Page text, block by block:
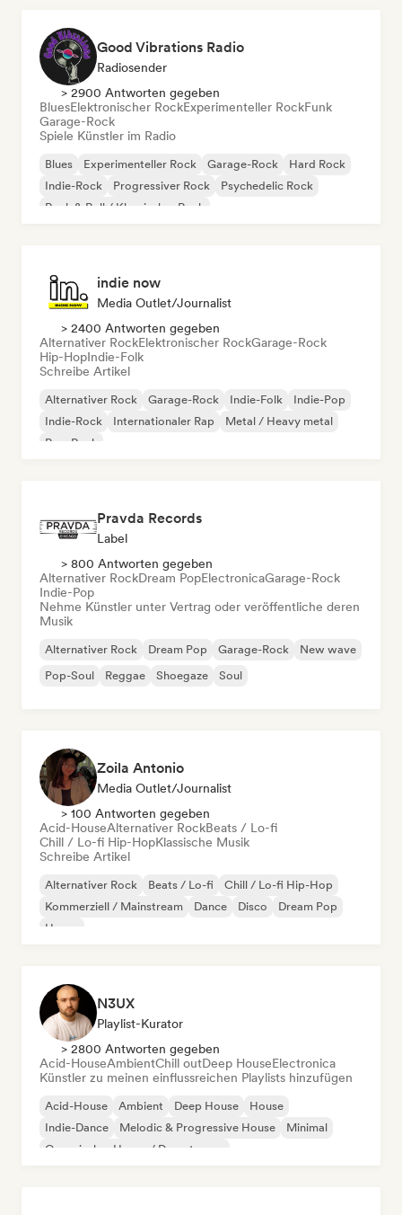
Good Vibrations Radio
Radiosender
> 2900 Antworten gegeben
BluesElektronischer RockExperimenteller RockFunk
Garage-Rock
Spiele Künstler im Radio
Blues Experimenteller Rock Garage-Rock
Hard Rock
Indie-Rock
Progressiver Rock
Psychedelic Rock
Rock & Roll / Klassischer Rock
indie now
Media Outlet/Journalist
> 2400 Antworten gegeben
Alternativer RockElektronischer RockGarage-Rock
Hip-HopIndie-Folk
Schreibe Artikel
Alternativer Rock Garage-Rock Indie-Folk
Indie-Pop
Indie-Rock
Internationaler Rap
Metal / Heavy metal
Pop-Rock
Pravda Records
Label
> 800 Antworten gegeben
Alternativer RockDream PopElectronicaGarage-Rock
Indie-Pop
Nehme Künstler unter Vertrag oder veröffentliche deren
Musik
Alternativer Rock Dream Pop Garage-Rock
New wave
Pop-Soul
Reggae Shoegaze Soul
Zoila Antonio
Media Outlet/Journalist
> 100 Antworten gegeben
Acid-HouseAlternativer RockBeats / Lo-fi
Chill / Lo-fi Hip-HopKlassische Musik
Schreibe Artikel
Alternativer Rock Beats / Lo-fi
Chill / Lo-fi Hip-Hop
Kommerziell / Mainstream
Dance Disco
Dream Pop
House
N3UX
Playlist-Kurator
> 2800 Antworten gegeben
Acid-HouseAmbientChill outDeep HouseElectronica
Künstler zu meinen einflussreichen Playlists hinzufügen
Acid-House Ambient Deep House
House
Indie-Dance
Melodic & Progressive House
Minimal
Organischer House / Downtempo